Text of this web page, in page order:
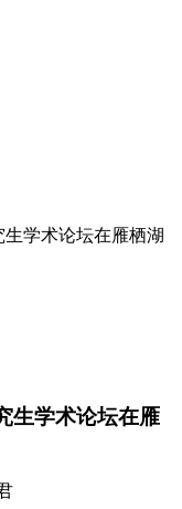
学术论坛在雁栖湖
生学术论坛在雁